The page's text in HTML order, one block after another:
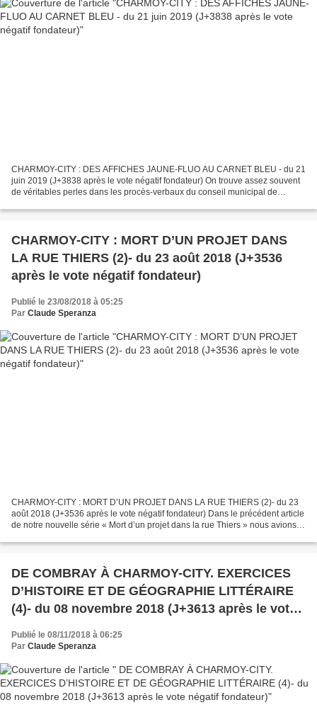
CHARMOY-CITY : DES AFFICHES JAUNE-FLUO AU CARNET BLEU - du 21
juin 2019 (J+3838 après le vote négatif fondateur) On trouve assez souvent
de véritables perles dans les procès-verbaux du conseil municipal de
CHARMOY-CITY : MORT D’UN PROJET DANS
LA RUE THIERS (2)- du 23 août 2018 (J+3536
après le vote négatif fondateur)
Publié le 23/08/2018 à 05:25
Par Claude Speranza
CHARMOY-CITY : MORT D’UN PROJET DANS LA RUE THIERS (2)- du 23
août 2018 (J+3536 après le vote négatif fondateur) Dans le précédent article
de notre nouvelle série « Mort d’un projet dans la rue Thiers » nous avions
DE COMBRAY À CHARMOY-CITY. EXERCICES
D’HISTOIRE ET DE GÉOGRAPHIE LITTÉRAIRE
(4)- du 08 novembre 2018 (J+3613 après le vote
négatif fondateur)
Publié le 08/11/2018 à 06:25
Par Claude Speranza